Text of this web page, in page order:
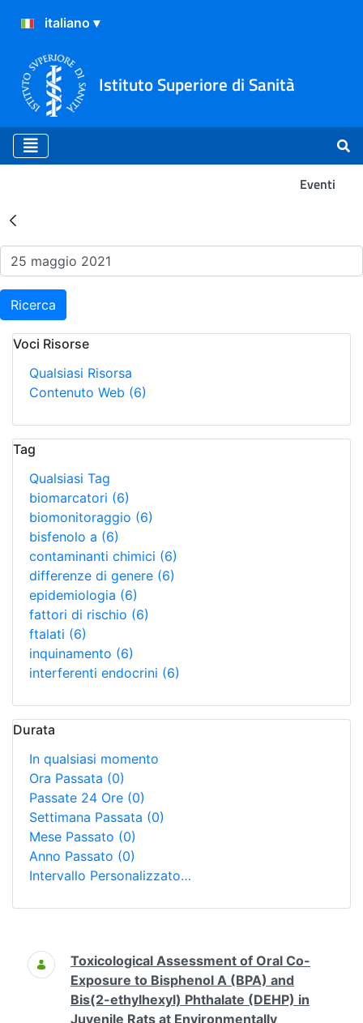
Istituto Superiore di Sanità
Eventi
Risultati della Ricerca -
Ricerca
Voci Risorse
Qualsiasi Risorsa
Contenuto Web (6)
Tag
Qualsiasi Tag
biomarcatori (6)
biomonitoraggio (6)
bisfenolo a (6)
contaminanti chimici (6)
differenze di genere (6)
epidemiologia (6)
fattori di rischio (6)
ftalati (6)
inquinamento (6)
interferenti endocrini (6)
Durata
In qualsiasi momento
Ora Passata (0)
Passate 24 Ore (0)
Settimana Passata (0)
Mese Passato (0)
Anno Passato (0)
Intervallo Personalizzato…
Ricerca
Toxicological Assessment of Oral Co-
Exposure to Bisphenol A (BPA) and
Bis(2-ethylhexyl) Phthalate (DEHP) in
Juvenile Rats at Environmentally